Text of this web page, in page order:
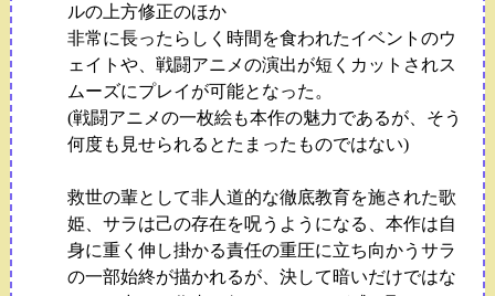
ルの上方修正のほか
非常に長ったらしく時間を食われたイベントのウ
ェイトや、戦闘アニメの演出が短くカットされス
ムーズにプレイが可能となった。
(戦闘アニメの一枚絵も本作の魅力であるが、そう
何度も見せられるとたまったものではない)
救世の輩として非人道的な徹底教育を施された歌
姫、サラは己の存在を呪うようになる、本作は自
身に重く伸し掛かる責任の重圧に立ち向かうサラ
の一部始終が描かれるが、決して暗いだけではな